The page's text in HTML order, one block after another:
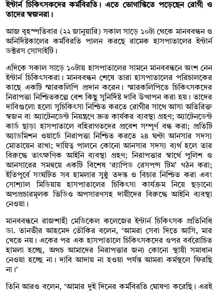
ইন্টার্ন চিকিৎসকদের কর্মবিরতি। এতে ভোগান্তিতে পড়েছেন রোগী ও
তাদের স্বজনরা।
আজ বৃহস্পতিবার (২২ জানুয়ারি) সকাল সাড়ে ১০টা থেকে মানববন্ধন ও
অনির্দিষ্টকালের কর্মবিরতি পালন করছে রামেক হাসপাতালের ইন্টার্ন
ডক্টরস সোসাইটি।
এদিকে সকাল সাড়ে ১০টায় হাসপাতালের সামনে মানববন্ধনে অংশ নেন
ইন্টার্ন চিকিৎসকরা। মানববন্ধন শেষে তারা হাসপাতালের পরিচালকের
কাছে একটি স্মারকলিপি প্রদান করেন। স্মারকলিপিতে চিকিৎসকদের
নিরাপত্তা নিশ্চিতকল্পে বেশ কিছু সুনির্দিষ্ট দাবি উত্থাপন করা হয়। তাদের
দাবিগুলো হলো সুচিকিৎসা নিশ্চিত করতে রোগীর সাথে আসা অতিরিক্ত
স্বজন বা অ্যাটেনডেন্ট নিয়ন্ত্রণে দ্রুত কার্যকর ব্যবস্থা গ্রহণ; অ্যাটেনডেন্ট
কার্ড ছাড়া হাসপাতালে বহিরাগতদের প্রবেশ সম্পূর্ণ বন্ধ করা; প্রতিটি
অ্যাডমিশন ওয়ার্ডে নিরাপত্তা নিশ্চিত করতে ২৪ ঘণ্টা আনসার সদস্য
মোতায়েন রাখা; দায়িত্ব পালনে কোনো আনসার সদস্য ব্যর্থ হলে তার
বিরুদ্ধে তাৎক্ষণিক আইনি ব্যবস্থা গ্রহণ; নিরাপত্তার স্বার্থে পুলিশ ও
আনসারের সমন্বয়ে একটি বিশেষ ‘র‌্যাপিড রেসপন্স টিম’ গঠন করা;
ইতিপূর্বে সংঘটিত সব হামলার সুষ্ঠু তদন্ত ও বিচার নিশ্চিত করা এবং
সোশ্যাল মিডিয়ায় হাসপাতালের চিকিৎসা কার্যক্রম নিয়ে ছড়ানো
অপপ্রচারমূলক ভিডিও অপসারণসহ দায়ীদের বিরুদ্ধে আইনি ব্যবস্থা
নেওয়া।
মানববন্ধনে রাজশাহী মেডিকেল কলেজের ইন্টার্ন চিকিৎসক প্রতিনিধি
ডা. তানভীর আহমেদ তৌকির বলেন, ‘আমরা সেবা দিতে আসি, মার
খেতে নয়। একের পর এক হাসপাতালে চিকিৎসকদের ওপর বর্বরোচিত
হামলা হচ্ছে, অথচ আমাদের নিরাপত্তার জন্য কোনো স্থায়ী সমাধান
নেওয়া হচ্ছে না। দাবি আদায় না হওয়া পর্যন্ত আমরা কর্মস্থলে ফিরছি
না।’
তিনি আরও বলেন, ‘আমার দুই দিনের কর্মবিরতি ঘোষণা করেছি। এরই